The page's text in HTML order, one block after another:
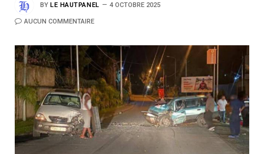
BY LE HAUTPANEL 4 OCTOBRE 2025
AUCUN COMMENTAIRE